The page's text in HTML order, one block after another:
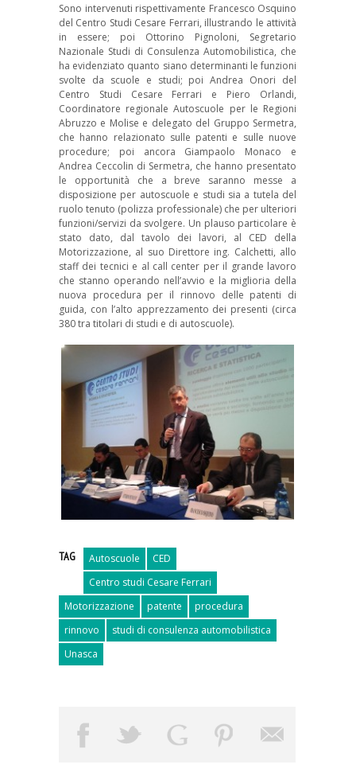
Sono intervenuti rispettivamente Francesco Osquino
del Centro Studi Cesare Ferrari, illustrando le attività
in essere; poi Ottorino Pignoloni, Segretario
Nazionale Studi di Consulenza Automobilistica, che
ha evidenziato quanto siano determinanti le funzioni
svolte da scuole e studi; poi Andrea Onori del
Centro Studi Cesare Ferrari e Piero Orlandi,
Coordinatore regionale Autoscuole per le Regioni
Abruzzo e Molise e delegato del Gruppo Sermetra,
che hanno relazionato sulle patenti e sulle nuove
procedure; poi ancora Giampaolo Monaco e
Andrea Ceccolin di Sermetra, che hanno presentato
le opportunità che a breve saranno messe a
disposizione per autoscuole e studi sia a tutela del
ruolo tenuto (polizza professionale) che per ulteriori
funzioni/servizi da svolgere. Un plauso particolare è
stato dato, dal tavolo dei lavori, al CED della
Motorizzazione, al suo Direttore ing. Calchetti, allo
staff dei tecnici e al call center per il grande lavoro
che stanno operando nell’avvio e la miglioria della
nuova procedura per il rinnovo delle patenti di
guida, con l’alto apprezzamento dei presenti (circa
380 tra titolari di studi e di autoscuole).
TAG Autoscuole
CED
Centro studi Cesare Ferrari
Motorizzazione
patente
procedura
rinnovo
studi di consulenza automobilistica
Unasca